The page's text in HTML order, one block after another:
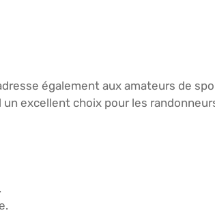
également aux amateurs de
excellent choix pour les